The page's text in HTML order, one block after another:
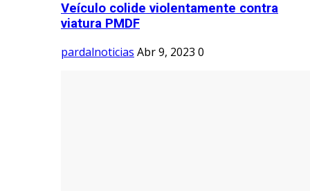
Veículo colide violentamente contra
viatura PMDF
pardalnoticias Abr 9, 2023 0